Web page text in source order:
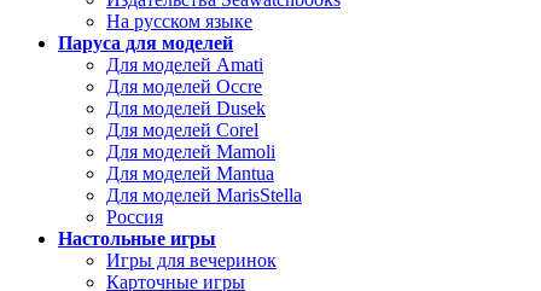
На русском языке
Паруса для моделей
Для моделей Amati
Для моделей Occre
Для моделей Dusek
Для моделей Corel
Для моделей Mamoli
Для моделей Mantua
Для моделей MarisStella
Россия
Настольные игры
Игры для вечеринок
Карточные игры